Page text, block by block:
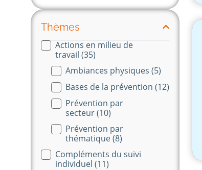
Thèmes
Themes-long
Actions en milieu de
travail (35)
Ambiances physiques (5)
Bases de la prévention (12)
Prévention par
secteur(10)
Prévention par
thématique(8)
Compléments du suivi
individuel (11)